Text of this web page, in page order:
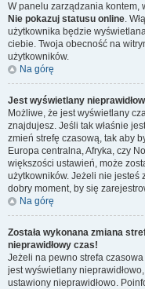
W panelu zarządzania kontem,
Nie pokazuj statusu online.
użytkownika będzie
ciebie. Twoja obecność na
użytkowników.
Na górę
Jest wyświetlany
Możliwe, że jest wyświetlany
znajdujesz. Jeśli tak właśnie
zmień strefę czasową, tak aby
Europa centralna, Afryka, czy
większości ustawień, może
użytkowników. Jeżeli nie jesteś
dobry moment, by się
Na górę
Została wykonana zmiana
nieprawidłowy czas!
Jeżeli na pewno strefa czasowa
jest wyświetlany
ustawiony nieprawidłowo.